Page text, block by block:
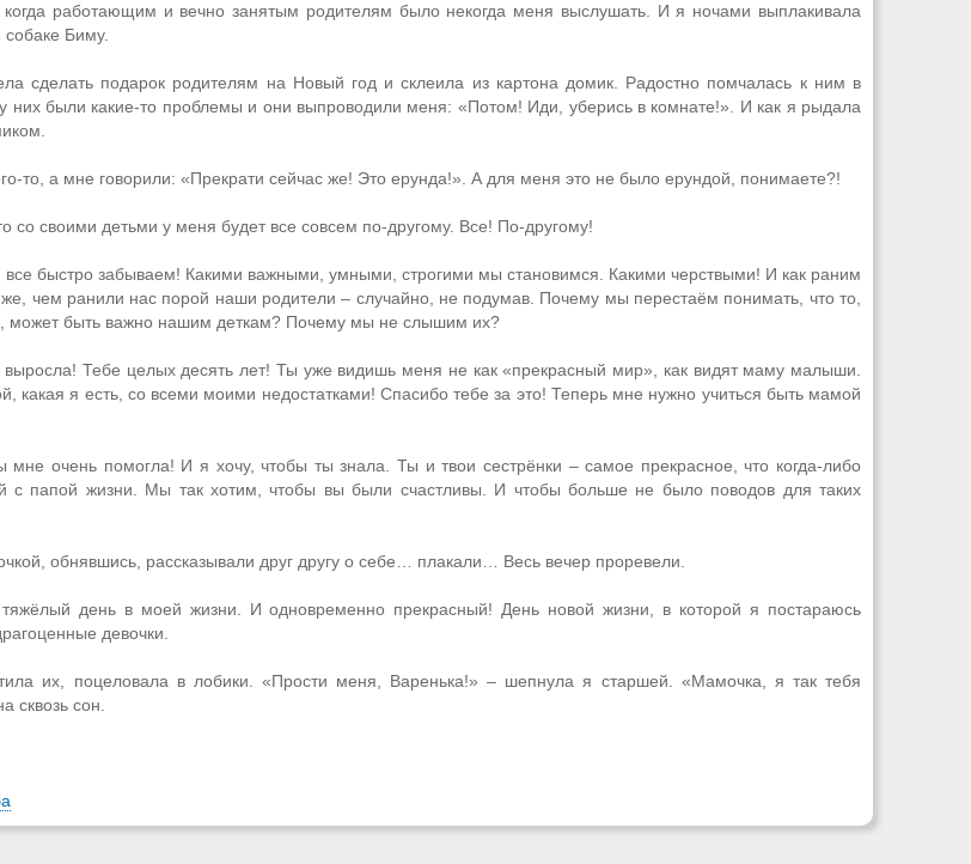
работающим и вечно занятым родителям было некогда меня выслушать. И я ночами выплакивала
Биму.
сделать подарок родителям на Новый год и склеила из картона домик. Радостно помчалась к ним в
них были какие-то проблемы и они выпроводили меня: «Потом! Иди, уберись в комнате!». И как я рыдала
то, а мне говорили: «Прекрати сейчас же! Это ерунда!». А для меня это не было ерундой, понимаете?!
со своими детьми у меня будет все совсем по-другому. Все! По-другому!
быстро забываем! Какими важными, умными, строгими мы становимся. Какими черствыми! И как раним
чем ранили нас порой наши родители – случайно, не подумав. Почему мы перестаём понимать, что то,
может быть важно нашим деткам? Почему мы не слышим их?
Тебе целых десять лет! Ты уже видишь меня не как «прекрасный мир», как видят маму малыши.
какая я есть, со всеми моими недостатками! Спасибо тебе за это! Теперь мне нужно учиться быть мамой
очень помогла! И я хочу, чтобы ты знала. Ты и твои сестрёнки – самое прекрасное, что когда-либо
с папой жизни. Мы так хотим, чтобы вы были счастливы. И чтобы больше не было поводов для таких
обнявшись, рассказывали друг другу о себе… плакали… Весь вечер проревели.
день в моей жизни. И одновременно прекрасный! День новой жизни, в которой я постараюсь
девочки.
их, поцеловала в лобики. «Прости меня, Варенька!» – шепнула я старшей. «Мамочка, я так тебя
сквозь сон.